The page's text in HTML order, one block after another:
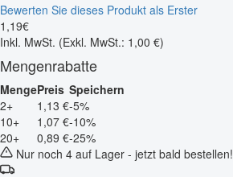
Bewerten Sie dieses Produkt als Erster
1 ,19€
Inkl. MwSt. (Exkl. MwSt.: 1,00 €)
Mengenrabatte
MengePreis Speichern
2+
1,13 €-5%
10+
1,07 €-10%
20+
0,89 €-25%
Nur noch 4 auf Lager - jetzt bald bestellen!